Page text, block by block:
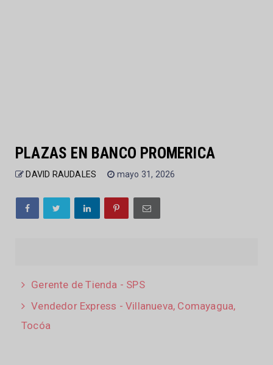
PLAZAS EN BANCO PROMERICA
DAVID RAUDALES mayo 31, 2026
Gerente de Tienda - SPS
Vendedor Express - Villanueva, Comayagua,
Tocóa